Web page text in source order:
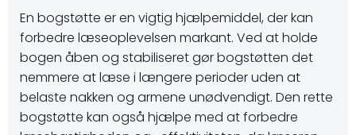
En bogstøtte er en vigtig hjælpemiddel, der kan
forbedre læseoplevelsen markant. Ved at holde
bogen åben og stabiliseret gør bogstøtten det
nemmere at læse i længere perioder uden at
belaste nakken og armene unødvendigt. Den rette
bogstøtte kan også hjælpe med at forbedre